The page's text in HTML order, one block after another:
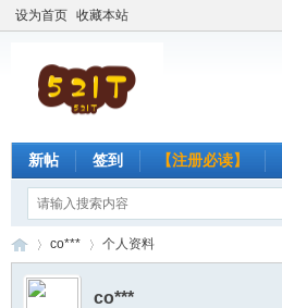
设为首页 收藏本站
新帖 签到 【注册必读】
co*** 个人资料
co***